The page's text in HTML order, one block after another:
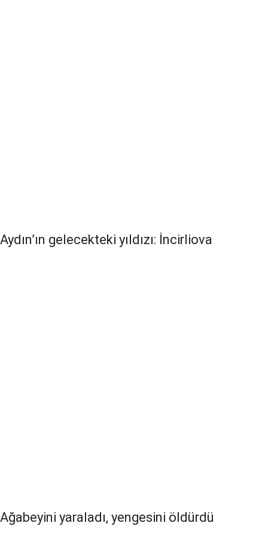
Aydın’ın gelecekteki yıldızı: İncirliova
Ağabeyini yaraladı, yengesini öldürdü